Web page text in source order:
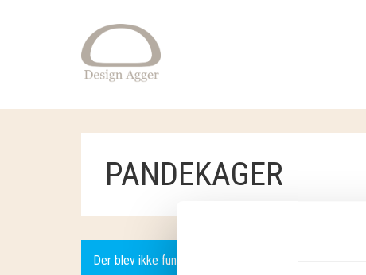
PANDEKAGER
Der blev ikke fundet nogle varer, der matcher dit valg.